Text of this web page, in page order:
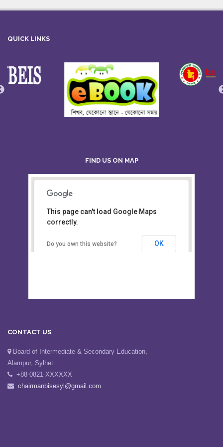
QUICK LINKS
FIND US ON MAP
Board of Intermediate &
Secondary Education, Alampur,
This page can't load Google Maps
correctly.
Do you own this website? OK
CONTACT US
Board of Intermediate & Secondary Education,
Alampur, Sylhet.
+88-0821-XXXXXX
chairmanbisesyl@gmail.com